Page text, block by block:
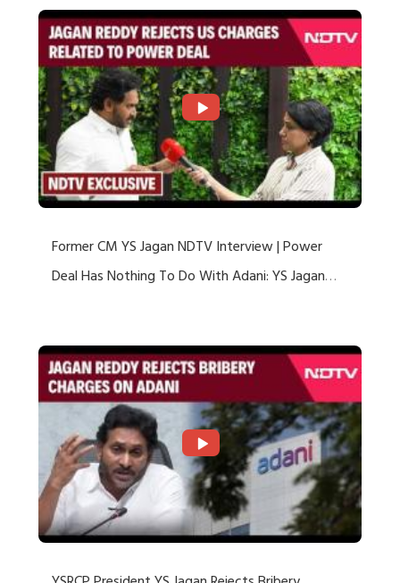
Former CM YS Jagan NDTV Interview | Power
Deal Has Nothing To Do With Adani: YS Jagan